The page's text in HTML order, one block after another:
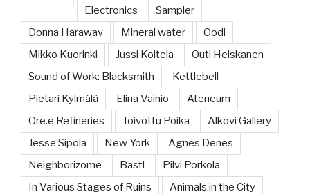
Electronics
Sampler
Donna Haraway
Mineral water
Oodi
Mikko Kuorinki
Jussi Koitela
Outi Heiskanen
Sound of Work: Blacksmith
Kettlebell
Pietari Kylmälä
Elina Vainio
Ateneum
Ore.e Refineries
Toivottu Poika
Alkovi Gallery
Jesse Sipola
New York
Agnes Denes
Neighborizome
Bastl
Pilvi Porkola
In Various Stages of Ruins
Animals in the City